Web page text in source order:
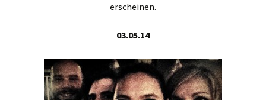
erscheinen.
03.05.14